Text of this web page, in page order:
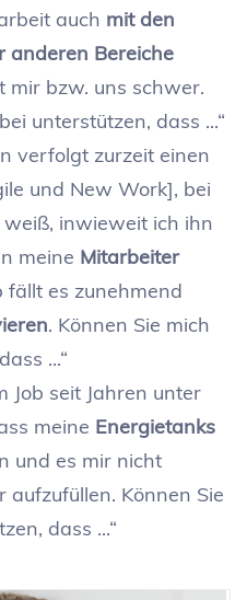
auch mit den
anderen Bereiche
mir bzw. uns schwer.
unterstützen, dass ...“
verfolgt zurzeit einen
und New Work], bei
inwieweit ich ihn
meine Mitarbeiter
fällt es zunehmend
. Können Sie mich
...“
Job seit Jahren unter
meine Energietanks
und es mir nicht
aufzufüllen. Können Sie
dass ...“